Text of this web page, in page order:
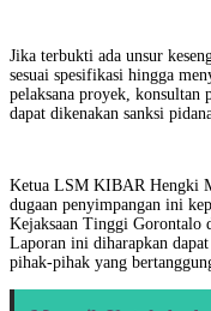
Jika terbukti ada unsur
sesuai spesifikasi hingga
pelaksana proyek, konsultan
dapat dikenakan sanksi
Ketua LSM KIBAR Hengki
dugaan penyimpangan ini
Kejaksaan Tinggi Gorontalo
Laporan ini diharapkan
pihak-pihak yang